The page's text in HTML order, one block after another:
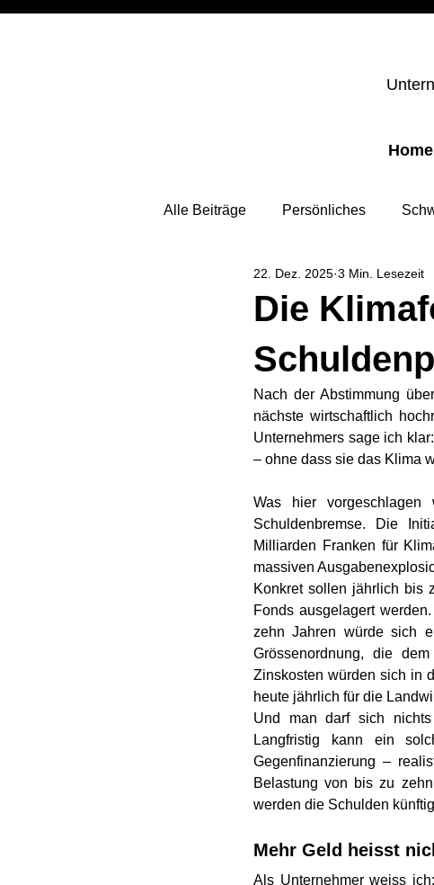
Home
Alle Beiträge Persönliches
Die
22. Dez. 2025 3 Min. Lesezeit
Nach der Abstimmung
nächste wirtschaftlich
Unternehmers sage ich
– ohne dass sie das Klima
Was hier
Schuldenbremse. Die
Milliarden Franken für
massiven
Konkret sollen jährlich bis
Fonds ausgelagert
zehn Jahren würde sich
Grössenordnung, die
Zinskosten würden sich in
heute jährlich für die
Und man darf sich
Langfristig kann ein
Gegenfinanzierung –
Belastung von bis zu
werden die Schulden
Mehr Geld heisst
Als Unternehmer weiss